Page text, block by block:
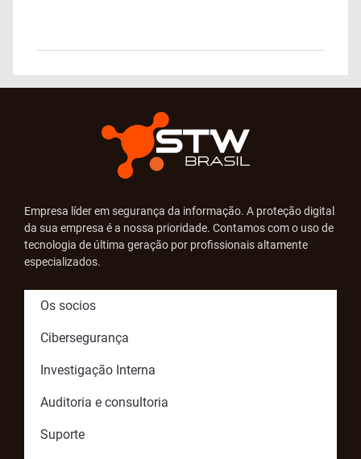
Empresa líder em segurança da informação. A proteção digital
da sua empresa é a nossa prioridade. Contamos com o uso de
tecnologia de última geração por profissionais altamente
especializados.
Os socios
Cibersegurança
Investigação Interna
Auditoria e consultoria
Suporte